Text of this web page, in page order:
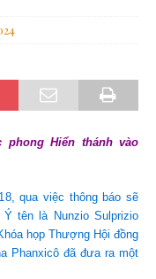
Hiển thánh vào
qua việc thông báo sẽ
tên là Nunzio Sulprizio
họp Thượng Hội đồng
Phanxicô đã đưa ra một